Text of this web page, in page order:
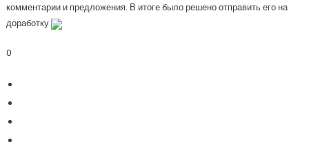
комментарии и предложения. В итоге было решено отправить его на
доработку.
0